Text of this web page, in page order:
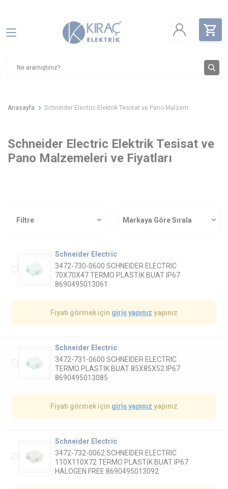
Anasayfa Schneider Electric Elektrik Tesisat ve Pano Malzem
Schneider Electric Elektrik Tesisat ve
Pano Malzemeleri ve Fiyatları
Filtre Markaya Göre Sırala
Schneider Electric
3472-730-0600 SCHNEIDER ELECTRIC
70X70X47 TERMO PLASTİK BUAT IP67
8690495013061
Fiyatı görmek için giriş yapınız yapınız
Schneider Electric
3472-731-0600 SCHNEIDER ELECTRIC
TERMO PLASTİK BUAT 85X85X52 IP67
8690495013085
Fiyatı görmek için giriş yapınız yapınız
Schneider Electric
3472-732-0062 SCHNEIDER ELECTRIC
110X110X72 TERMO PLASTİK BUAT IP67
HALOGEN FREE 8690495013092